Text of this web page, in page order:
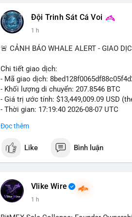
📰 Nguồn: Cointelegraph
Đội Trinh Sát Cá Voi
1 h
🚨 CẢNH BÁO WHALE ALERT - GIAO
Chi tiết giao dịch:
- Mã giao dịch:
- Khối lượng di chuyển: 207.8546 BTC
- Giá trị ước tính: $13,449,009.09 USD
- Thời gian: 17:19:40 2026-08-07 UTC
Nhận định phân tích:
lớn đang vận hành dòng vốn. Khối
sàn giao dịch phi tập trung, gợi ý khả
đặc biệt khi BTC đang dao động quanh
trọng, có thể gây áp lực ngắn hạn nếu
tin nếu dòng tiền đi vào kho lưu trữ lạnh.
Đọc thêm
Like Bình luận
Vlike Wire
1 h